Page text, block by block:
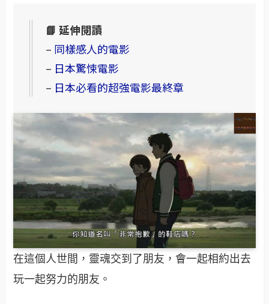
📘 延伸閱讀
– 同樣感人的電影
– 日本驚悚電影
– 日本必看的超強電影最終章
在這個人世間，靈魂交到了朋友，會一起相約出去
玩一起努力的朋友。